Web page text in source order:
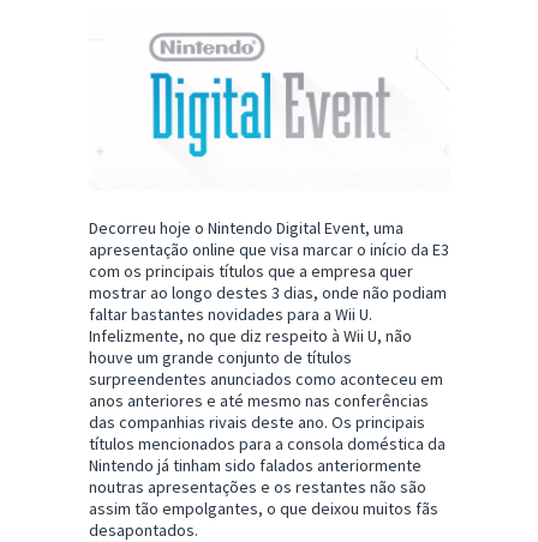
Decorreu hoje o Nintendo Digital Event, uma
apresentação online que visa marcar o início da E3
com os principais títulos que a empresa quer
mostrar ao longo destes 3 dias, onde não podiam
faltar bastantes novidades para a Wii U.
Infelizmente, no que diz respeito à Wii U, não
houve um grande conjunto de títulos
surpreendentes anunciados como aconteceu em
anos anteriores e até mesmo nas conferências
das companhias rivais deste ano. Os principais
títulos mencionados para a consola doméstica da
Nintendo já tinham sido falados anteriormente
noutras apresentações e os restantes não são
assim tão empolgantes, o que deixou muitos fãs
desapontados.